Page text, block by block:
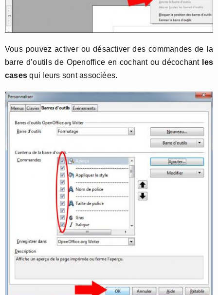
Vous pouvez activer ou désactiver des commandes de la
barre d’outils de Openoffice en cochant ou décochant les
cases qui leurs sont associées.